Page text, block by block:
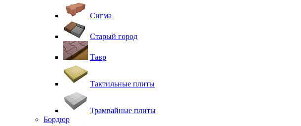
Сигма
Старый город
Тавр
Тактильные плиты
Трамвайные плиты
Бордюр